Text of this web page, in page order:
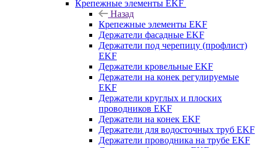
Крепежные элементы EKF
Назад
Крепежные элементы EKF
Держатели фасадные EKF
Держатели под черепицу (профлист)
EKF
Держатели кровельные EKF
Держатели на конек регулируемые
EKF
Держатели круглых и плоских
проводников EKF
Держатели на конек EKF
Держатели для водосточных труб EKF
Держатели проводника на трубе EKF